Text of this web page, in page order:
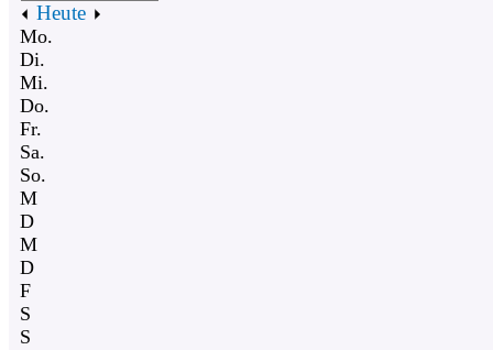
Heute
Mo.
Di.
Mi.
Do.
Fr.
Sa.
So.
M
D
M
D
F
S
S